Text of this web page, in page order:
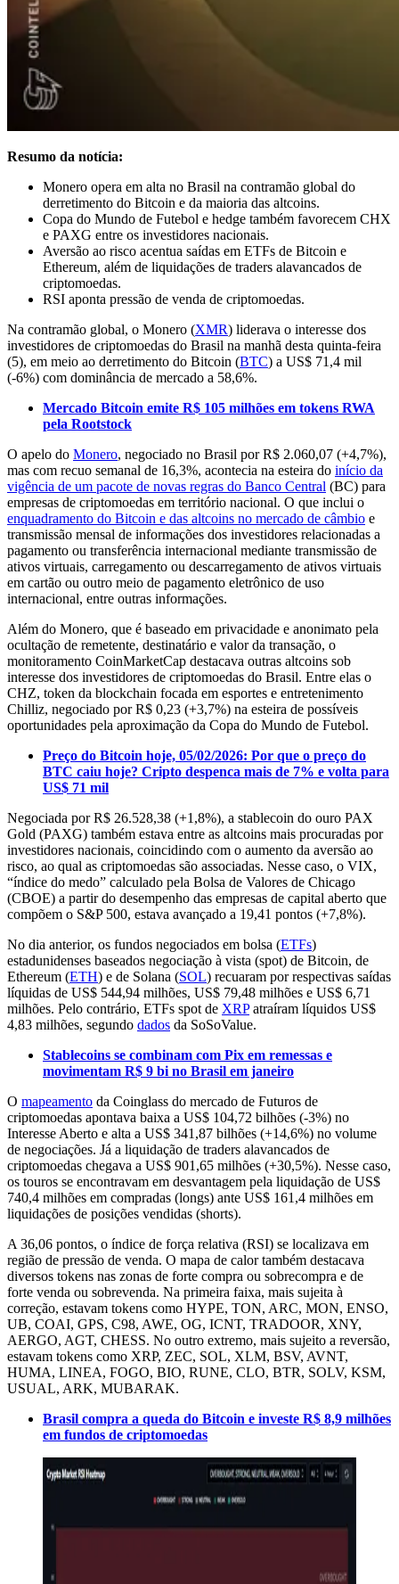
Resumo da notícia:
Monero opera em alta no Brasil na contramão global do
derretimento do Bitcoin e da maioria das altcoins.
Copa do Mundo de Futebol e hedge também favorecem CHX
e PAXG entre os investidores nacionais.
Aversão ao risco acentua saídas em ETFs de Bitcoin e
Ethereum, além de liquidações de traders alavancados de
criptomoedas.
RSI aponta pressão de venda de criptomoedas.
Na contramão global, o Monero (XMR) liderava o interesse dos
investidores de criptomoedas do Brasil na manhã desta quinta-feira
(5), em meio ao derretimento do Bitcoin (BTC) a US$ 71,4 mil
(-6%) com dominância de mercado a 58,6%.
Mercado Bitcoin emite R$ 105 milhões em tokens RWA
pela Rootstock
O apelo do Monero, negociado no Brasil por R$ 2.060,07 (+4,7%),
mas com recuo semanal de 16,3%, acontecia na esteira do início da
vigência de um pacote de novas regras do Banco Central (BC) para
empresas de criptomoedas em território nacional. O que inclui o
enquadramento do Bitcoin e das altcoins no mercado de câmbio e
transmissão mensal de informações dos investidores relacionadas a
pagamento ou transferência internacional mediante transmissão de
ativos virtuais, carregamento ou descarregamento de ativos virtuais
em cartão ou outro meio de pagamento eletrônico de uso
internacional, entre outras informações.
Além do Monero, que é baseado em privacidade e anonimato pela
ocultação de remetente, destinatário e valor da transação, o
monitoramento CoinMarketCap destacava outras altcoins sob
interesse dos investidores de criptomoedas do Brasil. Entre elas o
CHZ, token da blockchain focada em esportes e entretenimento
Chilliz, negociado por R$ 0,23 (+3,7%) na esteira de possíveis
oportunidades pela aproximação da Copa do Mundo de Futebol.
Preço do Bitcoin hoje, 05/02/2026: Por que o preço do
BTC caiu hoje? Cripto despenca mais de 7% e volta para
US$ 71 mil
Negociada por R$ 26.528,38 (+1,8%), a stablecoin do ouro PAX
Gold (PAXG) também estava entre as altcoins mais procuradas por
investidores nacionais, coincidindo com o aumento da aversão ao
risco, ao qual as criptomoedas são associadas. Nesse caso, o VIX,
“índice do medo” calculado pela Bolsa de Valores de Chicago
(CBOE) a partir do desempenho das empresas de capital aberto que
compõem o S&P 500, estava avançado a 19,41 pontos (+7,8%).
No dia anterior, os fundos negociados em bolsa (ETFs)
estadunidenses baseados negociação à vista (spot) de Bitcoin, de
Ethereum (ETH) e de Solana (SOL) recuaram por respectivas saídas
líquidas de US$ 544,94 milhões, US$ 79,48 milhões e US$ 6,71
milhões. Pelo contrário, ETFs spot de XRPatraíram líquidos US$
4,83 milhões, segundo dados da SoSoValue.
Stablecoins se combinam com Pix em remessas e
movimentam R$ 9 bi no Brasil em janeiro
O mapeamento da Coinglass do mercado de Futuros de
criptomoedas apontava baixa a US$ 104,72 bilhões (-3%) no
Interesse Aberto e alta a US$ 341,87 bilhões (+14,6%) no volume
de negociações. Já a liquidação de traders alavancados de
criptomoedas chegava a US$ 901,65 milhões (+30,5%). Nesse caso,
os touros se encontravam em desvantagem pela liquidação de US$
740,4 milhões em compradas (longs) ante US$ 161,4 milhões em
liquidações de posições vendidas (shorts).
A 36,06 pontos, o índice de força relativa (RSI) se localizava em
região de pressão de venda. O mapa de calor também destacava
diversos tokens nas zonas de forte compra ou sobrecompra e de
forte venda ou sobrevenda. Na primeira faixa, mais sujeita à
correção, estavam tokens como HYPE, TON, ARC, MON, ENSO,
UB, COAI, GPS, C98, AWE, OG, ICNT, TRADOOR, XNY,
AERGO, AGT, CHESS. No outro extremo, mais sujeito a reversão,
estavam tokens como XRP, ZEC, SOL, XLM, BSV, AVNT,
HUMA, LINEA, FOGO, BIO, RUNE, CLO, BTR, SOLV, KSM,
USUAL, ARK, MUBARAK.
Brasil compra a queda do Bitcoin e investe R$ 8,9 milhões
em fundos de criptomoedas